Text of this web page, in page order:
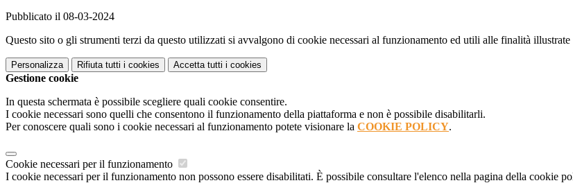
Pubblicato il 08-03-2024
Questo sito o gli strumenti terzi da questo utilizzati si avvalgono di cookie necessari al funzionamento ed utili alle finalità illustrate
Personalizza Rifiuta tutti i cookies Accetta tutti i cookies
Gestione cookie
In questa schermata è possibile scegliere quali cookie consentire.
I cookie necessari sono quelli che consentono il funzionamento della piattaforma e non è possibile disabilitarli.
Per conoscere quali sono i cookie necessari al funzionamento potete visionare la COOKIE POLICY.
Cookie necessari per il funzionamento
I cookie necessari per il funzionamento non possono essere disabilitati. È possibile consultare l'elenco nella pagina della cookie